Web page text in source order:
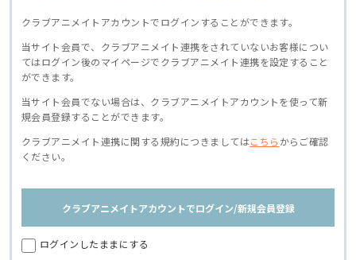
クラブアニメイトアカウントでログインすることができます。
当サイト会員で、クラブアニメイト連携をされていないお客様につい
てはログイン後のマイページでクラブアニメイト連携を設定すること
ができます。
当サイト会員でない場合は、クラブアニメイトアカウントを使って新
規会員登録することができます。
クラブアニメイト連携に関する規約につきましてはこちら からご確認
ください。
クラブアニメイトアカウントでログイン/新規会員登録
ログインしたままにする